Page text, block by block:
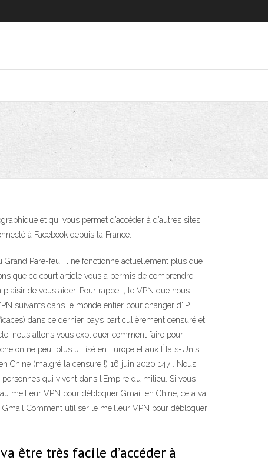
et qui vous permet d’accéder à d’autres sites.
à Facebook depuis la France.
Grand Pare-feu, il ne fonctionne actuellement plus que
que ce court article vous a permis de comprendre
de vous aider. Pour rappel , le VPN que nous
suivants dans le monde entier pour changer d'IP,
dans ce dernier pays particulièrement censuré et
nous allons vous expliquer comment faire pour
on ne peut plus utilisé en Europe et aux États-Unis
Chine (malgré la censure !) 16 juin 2020 147 . Nous
qui vivent dans l’Empire du milieu. Si vous
meilleur VPN pour débloquer Gmail en Chine, cela va
Gmail Comment utiliser le meilleur VPN pour débloquer
être très facile d’accéder à